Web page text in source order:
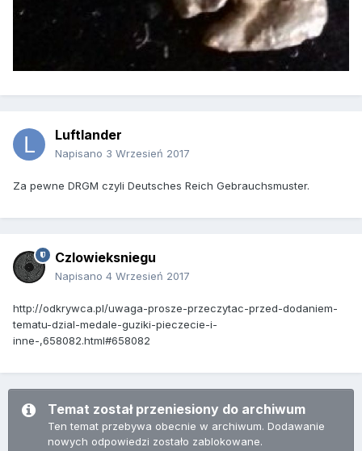
Luftlander
Napisano 3 Wrzesień 2017
Za pewne DRGM czyli Deutsches Reich Gebrauchsmuster.
Czlowieksniegu
Napisano 4 Wrzesień 2017
http://odkrywca.pl/uwaga-prosze-przeczytac-przed-dodaniem-
tematu-dzial-medale-guziki-pieczecie-i-
inne-,658082.html#658082
Temat został przeniesiony do archiwum
Ten temat przebywa obecnie w archiwum. Dodawanie
nowych odpowiedzi zostało zablokowane.